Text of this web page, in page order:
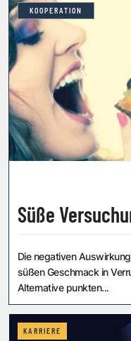
KOOPERATION
Süße
Die negativen
süßen Geschmack in
Alternative punkten...
KARRIERE